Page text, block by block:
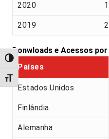
Alternar alto contraste
Alternar tamanho da fonte
2020
2019 2
Donwloads e Acessos
Países
Estados Unidos
Finlândia
Alemanha